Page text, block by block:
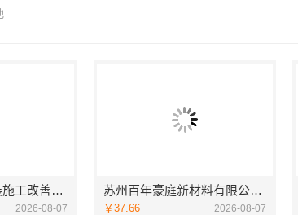
西安性价比高家装施工改善房免费量房——居安天成
2026-08-07
苏州百年豪庭新材料有限公司-靠谱团队拎包入住家装
￥37.66 2026-08-07